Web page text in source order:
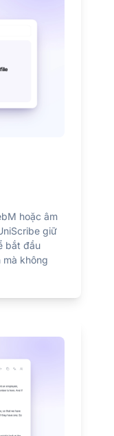
hoặc âm
giữ
bắt đầu
mà không